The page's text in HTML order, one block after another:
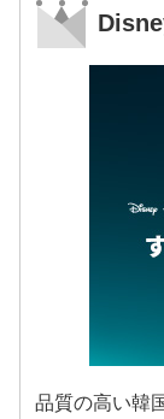
品質の高い韓